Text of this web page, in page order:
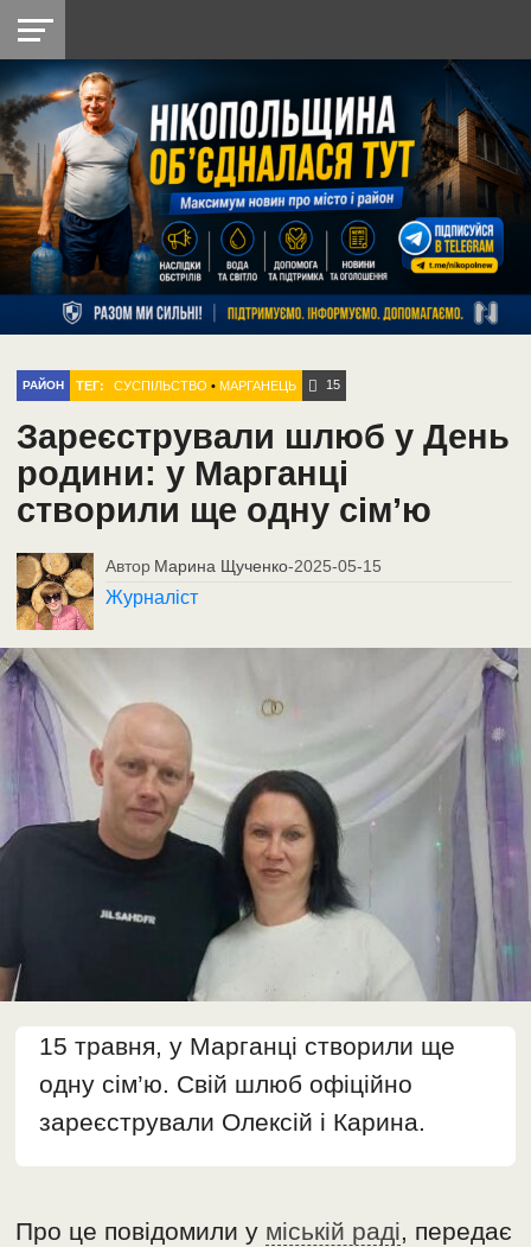
НІКОПОЛЬ
РАЙОН
СІЧЕСЛАВСЬКА
УКРАЇНА
РЕТРО
НІКОПОЛЬ
ЛАЙТ
УКРАЇНА
ДОПОМОГА
РАДІО
РАЙОН ТЕГ: CУСПІЛЬСТВО •МАРГАНЕЦЬ 15
Зареєстрували шлюб у День
родини: у Марганці
створили ще одну сім’ю
Автор Марина Щученко-2025-05-15
Журналіст
15 травня, у Марганці створили ще
одну сім’ю. Свій шлюб офіційно
зареєстрували Олексій і Карина.
Про це повідомили у міській раді, передає